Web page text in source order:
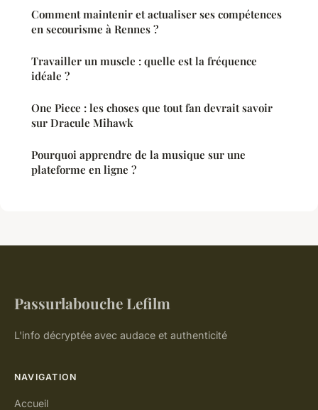
Comment maintenir et actualiser ses compétences
en secourisme à Rennes ?
Travailler un muscle : quelle est la fréquence
idéale ?
One Piece : les choses que tout fan devrait savoir
sur Dracule Mihawk
Pourquoi apprendre de la musique sur une
plateforme en ligne ?
Passurlabouche Lefilm
L'info décryptée avec audace et authenticité
NAVIGATION
Accueil